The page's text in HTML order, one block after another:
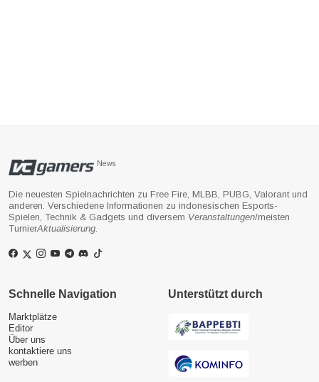
News
Die neuesten Spielnachrichten zu Free Fire, MLBB, PUBG, Valorant und
anderen. Verschiedene Informationen zu indonesischen Esports-
Spielen, Technik & Gadgets und diversem Veranstaltungen/meisten
TurnierAktualisierung.
Schnelle Navigation
Marktplätze
Editor
Über uns
kontaktiere uns
werben
Unterstützt durch